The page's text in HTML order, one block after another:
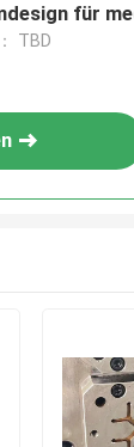
für
Reinraum
TBD